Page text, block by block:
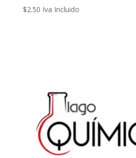
$2.50 Iva Incluido